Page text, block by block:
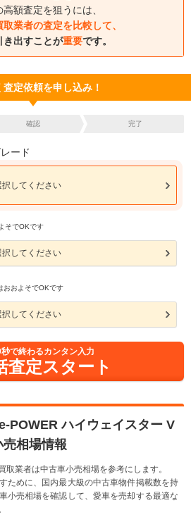
額査定を狙うには、
業者の査定を比較して、
き出すことが重要です。
査定依頼を申し込み！
確認 完了
ード
択してください
そでOKです
択してください
おおよそでOKです
択してください
秒で終わるカンタン入力
査定スタート
POWER ハイウェイスター V
相場情報
取業者は中古車小売相場を参考にします。
ために、国内最大級の中古車物件掲載数を持
小売相場を確認して、愛車を売却する最適な